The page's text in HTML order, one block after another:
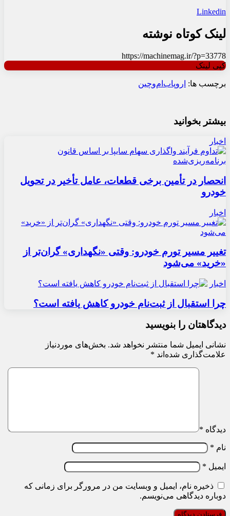
Linkedin
لینک کوتاه نوشته
https://machinemag.ir/?p=33778
کپی لینک
برچسب ها: اروپاب‌ام‌وچین
بیشتر بخوانید
اخبار
انحصار در تأمین برخی قطعات، عامل تأخیر در تحویل
خودرو
اخبار
تغییر مسیر تورم خودرو: وقتی «نگهداری» گران‌تر از
«خرید» می‌شود
اخبار
چرا استقبال از ثبت‌نام خودرو کاهش یافته است؟
دیدگاهتان را بنویسید
نشانی ایمیل شما منتشر نخواهد شد. بخش‌های موردنیاز
علامت‌گذاری شده‌اند *
دیدگاه *
نام *
ایمیل *
ذخیره نام، ایمیل و وبسایت من در مرورگر برای زمانی که
دوباره دیدگاهی می‌نویسم.